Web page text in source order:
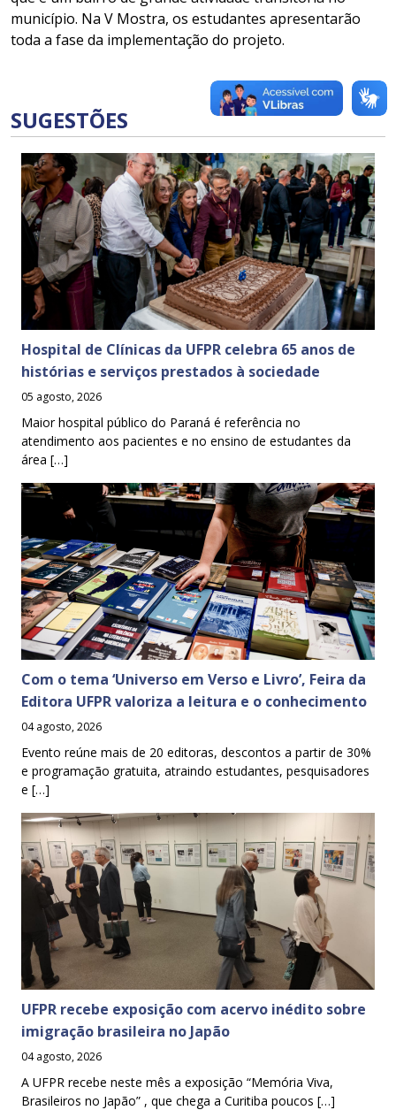
município. Na V Mostra, os estudantes apresentarão
toda a fase da implementação do projeto.
SUGESTÕES
Hospital de Clínicas da UFPR celebra 65 anos de
histórias e serviços prestados à sociedade
05 agosto, 2026
Maior hospital público do Paraná é referência no
atendimento aos pacientes e no ensino de estudantes da
área […]
Com o tema ‘Universo em Verso e Livro’, Feira da
Editora UFPR valoriza a leitura e o conhecimento
04 agosto, 2026
Evento reúne mais de 20 editoras, descontos a partir de 30%
e programação gratuita, atraindo estudantes, pesquisadores
e […]
UFPR recebe exposição com acervo inédito sobre
imigração brasileira no Japão
04 agosto, 2026
A UFPR recebe neste mês a exposição “Memória Viva,
Brasileiros no Japão” , que chega a Curitiba poucos […]